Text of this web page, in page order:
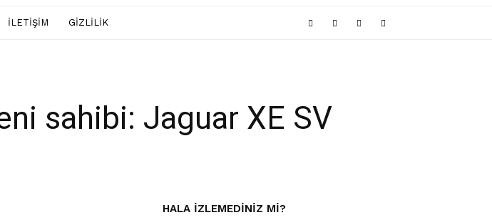
İLETIŞIM GIZLILIK
sahibi: Jaguar XE SV
HALA IZLEMEDINIZ MI?